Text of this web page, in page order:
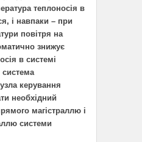
теплоносія в
і навпаки – при
повітря на
знижує
в системі
система
керування
необхідний
магістраллю і
системи